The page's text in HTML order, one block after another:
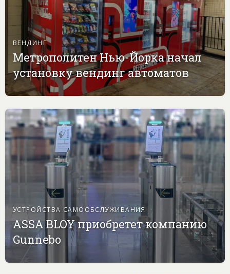
ВЕНДИНГ
Метрополитен Нью-Йорка начал
установку вендинг автоматов
УСТРОЙСТВА САМООБСЛУЖИВАНИЯ
ASSA BLOY приобретет компанию
Gunnebo